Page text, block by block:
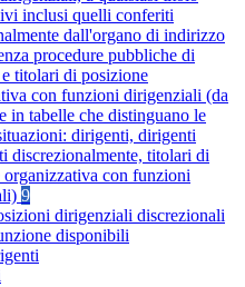
inclusi quelli conferiti
dall'organo di indirizzo
procedure pubbliche di
e titolari di posizione
con funzioni dirigenziali (da
in tabelle che distinguano le
dirigenti, dirigenti
discrezionalmente, titolari di
organizzativa con funzioni
9
dirigenziali discrezionali
disponibili